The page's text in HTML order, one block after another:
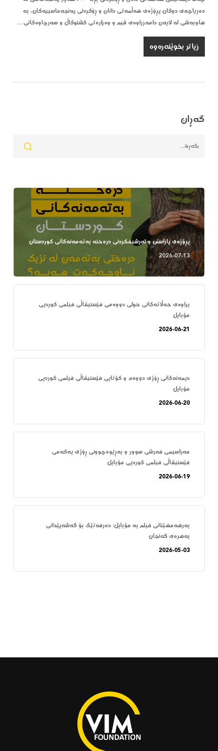
دەریاچەی دوکان پڕۆژەی هەڵمەتی دانان و ڕۆکردنی پەنجەماسییەکان، بە
هاوبەشی لە لایەن دامەزراوەی ڤیم و وەزارەتی کشتوکاڵ و سەرچاوەکانی…
زیاتر بخوێنەرەوە
گەڕان
پڕۆژەی پاراستن و ئەرشیفکردنی درەختە بەتەمەنەکانی کوردستان
2026-07-13
براوەی خەڵاتەکانی خولی دووەمی فێستیڤاڵی فیلمی کوردیی
مۆبایل
2026-06-21
دیمەنەکانی ڕۆژی دووەم و کۆتایی فێستیڤاڵی فیلمی کوردیی
مۆبایل
2026-06-20
مەراسیمی فەرشی سوور و بەڕێوەچوونی ڕۆژی یەکەمی
فێستیڤاڵی فیلمی کوردیی مۆبایل
2026-06-19
بەرهەمهێنانی فیلم بە مۆبایل: دەرفەتێک بۆ گەشەپێدانی
بەهرەی گەنجان
2026-05-03